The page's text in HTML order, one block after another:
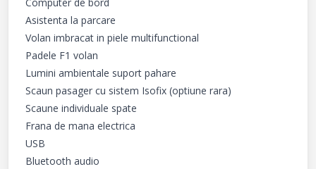
Computer de bord
Asistenta la parcare
Volan imbracat in piele multifunctional
Padele F1 volan
Lumini ambientale suport pahare
Scaun pasager cu sistem Isofix (optiune rara)
Scaune individuale spate
Frana de mana electrica
USB
Bluetooth audio